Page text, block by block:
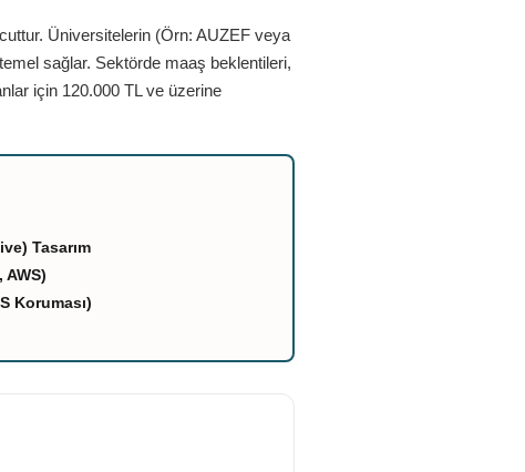
Üniversitelerin (Örn: AUZEF veya
sağlar. Sektörde maaş beklentileri,
için 120.000 TL ve üzerine
Tasarım
AWS)
Koruması)